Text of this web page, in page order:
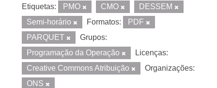
Etiquetas: PMO CMO
DESSEM
Semi-horário
Formatos:
PDF
PARQUET
Grupos:
Programação da Operação
Licenças:
Creative Commons Atribuição
Organizações:
ONS